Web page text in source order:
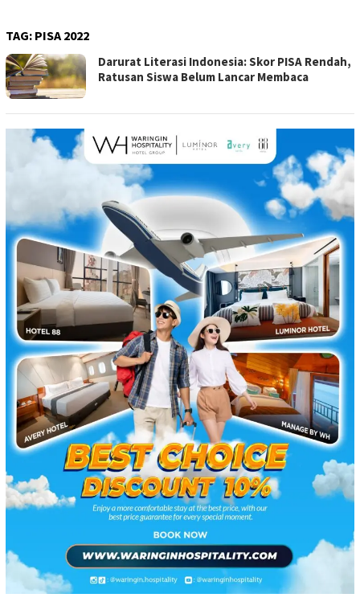
TAG: PISA 2022
Darurat Literasi Indonesia: Skor PISA Rendah,
Ratusan Siswa Belum Lancar Membaca